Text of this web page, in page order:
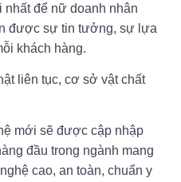
nhất để nữ doanh nhân
được sự tin tưởng, sự lựa
khách hàng.
liên tục, cơ sở vật chất
mới sẽ được cập nhập
đầu trong ngành mang
cao, an toàn, chuẩn y